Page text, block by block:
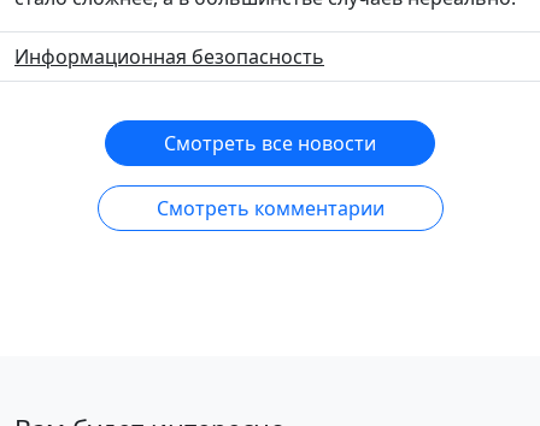
Информационная безопасность
Смотреть все новости
Смотреть комментарии